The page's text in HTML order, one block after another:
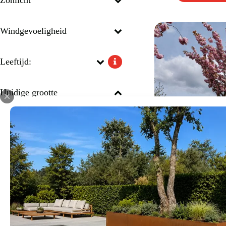
Japanse sierkers
€695 - €
Oosterse
'Kanzan'
Windgevoeligheid
Leeftijd:
Huidige grootte
2-2,5m 8-9m
Prijs
195 €2.750
Begin opnieuw